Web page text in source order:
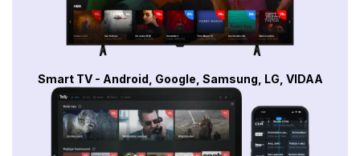
Smart TV - Android, Google, Samsung, LG, VIDAA